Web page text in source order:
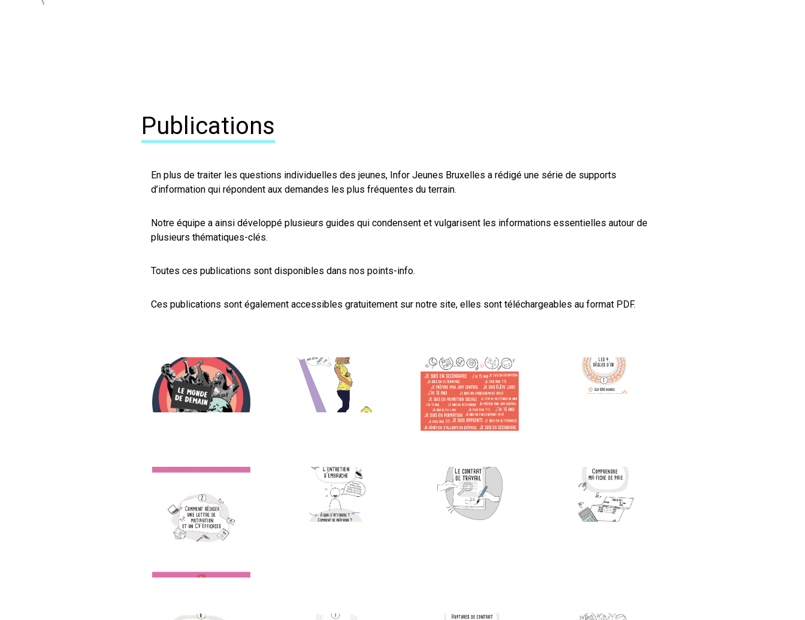
Publications
En plus de traiter les questions individuelles des jeunes, Infor Jeunes Bruxelles a rédigé une série de supports
d’information qui répondent aux demandes les plus fréquentes du terrain.
Notre équipe a ainsi développé plusieurs guides qui condensent et vulgarisent les informations essentielles autour de
plusieurs thématiques-clés.
Toutes ces publications sont disponibles dans nos points-info.
Ces publications sont également accessibles gratuitement sur notre site, elles sont téléchargeables au format PDF.